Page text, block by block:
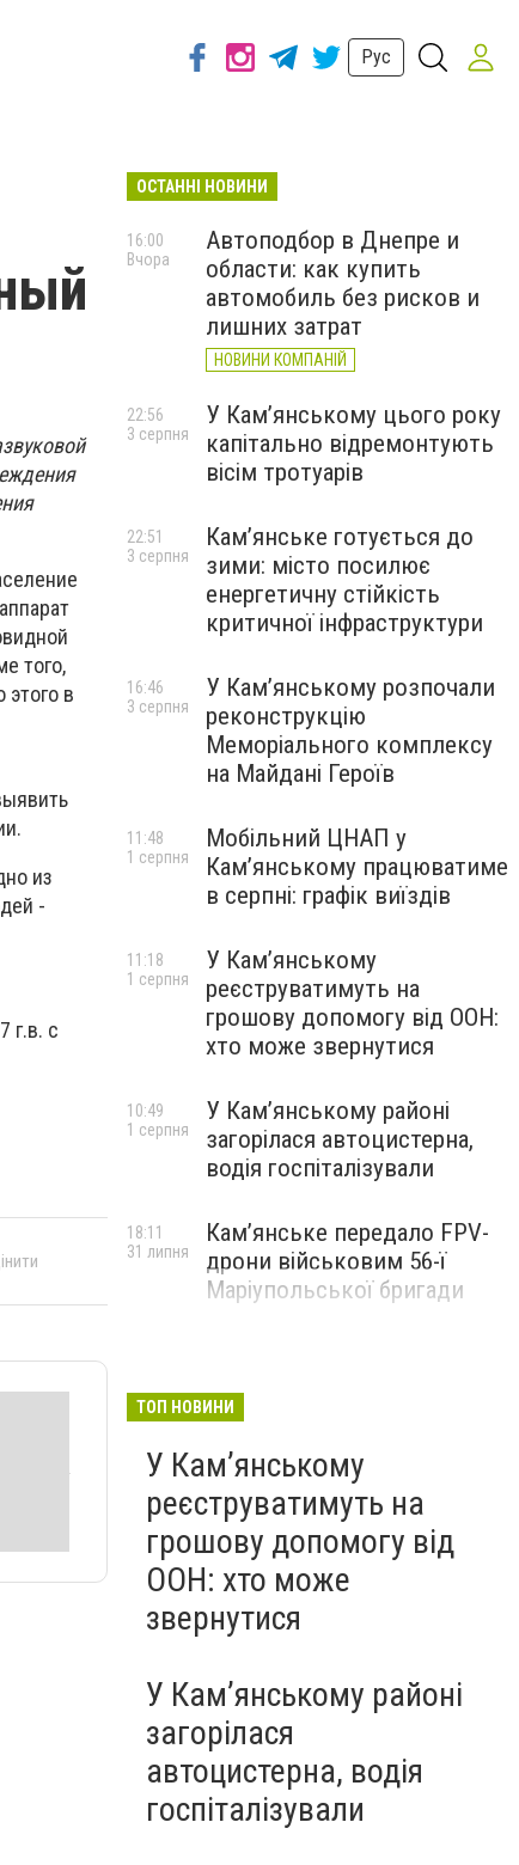
Рус
того,
в
из
-
г.в. с
ОСТАННІ НОВИНИ
Автоподбор в Днепре и
области: как купить
автомобиль без рисков и
лишних затрат
НОВИНИ КОМПАНІЙ
16:00
Вчора
У Кам’янському цього року
капітально відремонтують
вісім тротуарів
22:56
3 серпня
Кам’янське готується до
зими: місто посилює
енергетичну стійкість
критичної інфраструктури
22:51
3 серпня
У Кам’янському розпочали
реконструкцію
Меморіального комплексу
на Майдані Героїв
16:46
3 серпня
Мобільний ЦНАП у
Кам’янському працюватиме
в серпні: графік виїздів
11:48
1 серпня
У Кам’янському
реєструватимуть на
грошову допомогу від ООН:
хто може звернутися
11:18
1 серпня
У Кам’янському районі
загорілася автоцистерна,
водія госпіталізували
10:49
1 серпня
Кам’янське передало FPV-
дрони військовим 56-ї
Маріупольської бригади
18:11
31 липня
ТОП НОВИНИ
У Кам’янському
реєструватимуть на
грошову допомогу від
ООН: хто може
звернутися
У Кам’янському районі
загорілася
автоцистерна, водія
госпіталізували